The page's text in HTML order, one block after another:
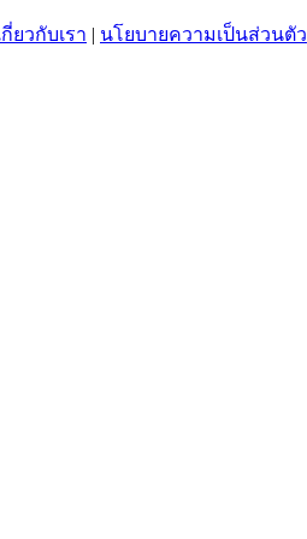
กี่ยวกับเรา | นโยบายความเป็นส่วนตัว